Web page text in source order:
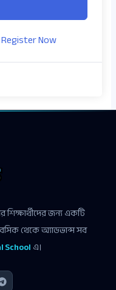
Register Now
শিক্ষার্থীদের জন্য একটি
থেকে অ্যাডভান্স সব
Schoolএ।